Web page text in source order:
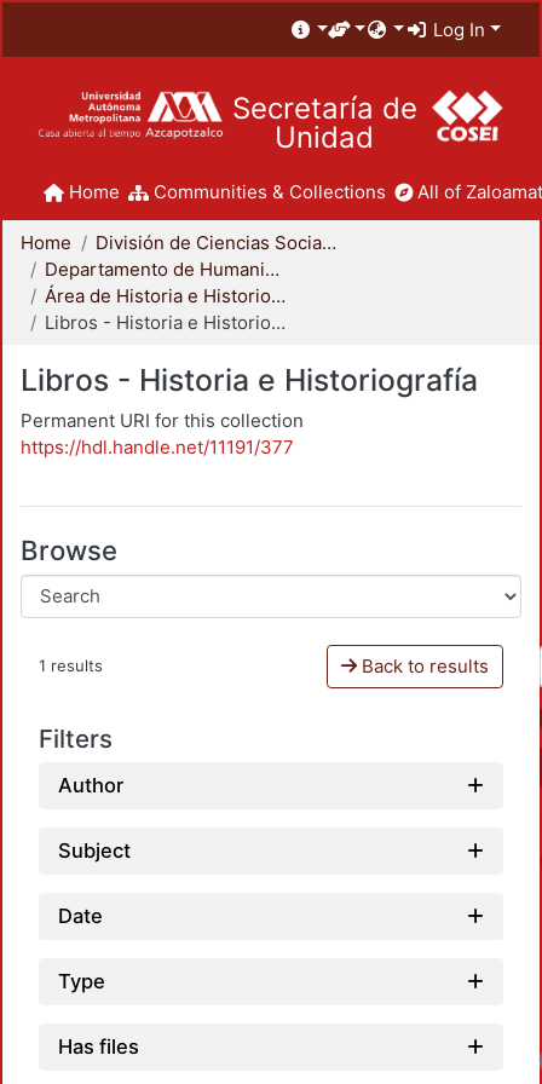
Log In
Secretaría de
Unidad
Home Communities & Collections All of
Home
División de Ciencias Sociales y Humanidades
Departamento de Humanidades
Área de Historia e Historiografía
Libros - Historia e Historiografía
Libros - Historia e Historiografía
Permanent URI for this collection
https://hdl.handle.net/11191/377
Browse
1 results Back to results
Filters
Author
Subject
Date
Type
Has files